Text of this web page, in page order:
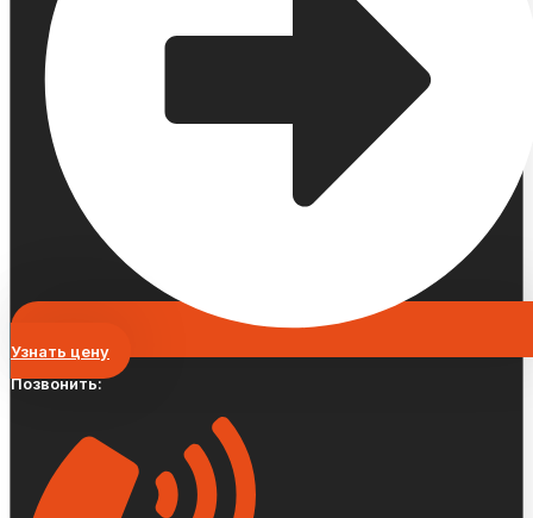
Узнать цену
Позвонить: